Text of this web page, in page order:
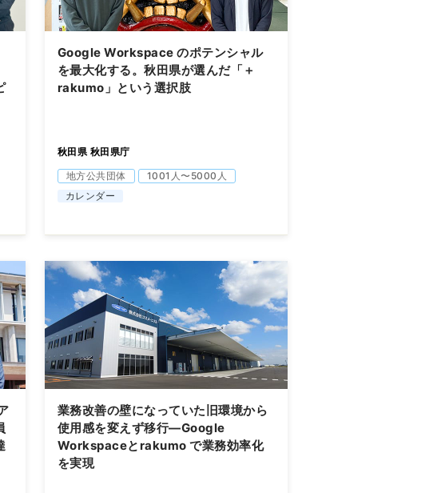
Google Workspace のポテンシャル
を最大化する。秋田県が選んだ「＋
rakumo」という選択肢
秋田県 秋田県庁
地方公共団体
1001人〜5000人
カレンダー
業務改善の壁になっていた旧環境から
使用感を変えず移行―Google
Workspaceとrakumo で業務効率化
を実現